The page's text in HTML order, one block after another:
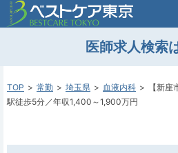
医師がはじめた
医師のための
転職支援
転職支援のお問い
医師求人検索
TOP 常勤 埼玉県 血液内科
【新
駅徒歩5分／年収1,400～1,900万円